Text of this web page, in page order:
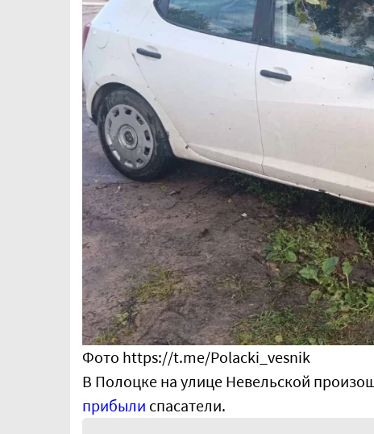
Фото https://t.me/Polacki_vesnik
В Полоцке на улице Невельской
прибыли спасатели.